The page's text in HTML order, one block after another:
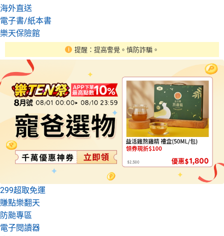
海外直送
電子書/紙本書
樂天保險館
提醒：提高警覺。慎防詐騙。
299超取免運
賺點樂翻天
防颱專區
電子閱讀器